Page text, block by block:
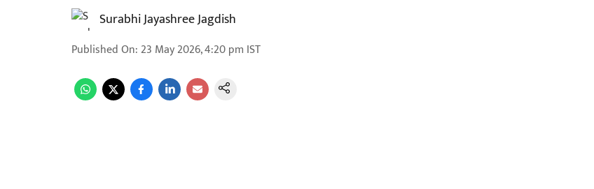
Surabhi Jayashree Jagdish
Published On: 23 May 2026, 4:20 pm IST